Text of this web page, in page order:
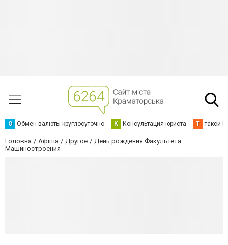
О Обмен валюты круглосуточно К Консультация юриста Т такси
Головна Афіша Другое
День рождения Факультета
Машиностроения